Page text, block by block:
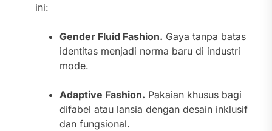
ini:
Gender Fluid Fashion. Gaya tanpa batas
identitas menjadi norma baru di industri
mode.
Adaptive Fashion. Pakaian khusus bagi
difabel atau lansia dengan desain inklusif
dan fungsional.